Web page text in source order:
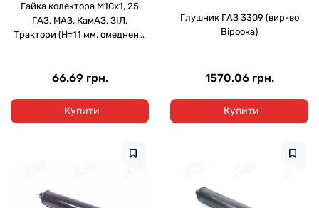
Гайка колектора М10х1, 25
ГАЗ, МАЗ, КамАЗ, ЗІЛ,
Трактори (H=11 мм, омедненн.
66.69 грн.
Купити
Глушник ГАЗ 3309 (вир-во
Віроока)
1570.06 грн.
Купити